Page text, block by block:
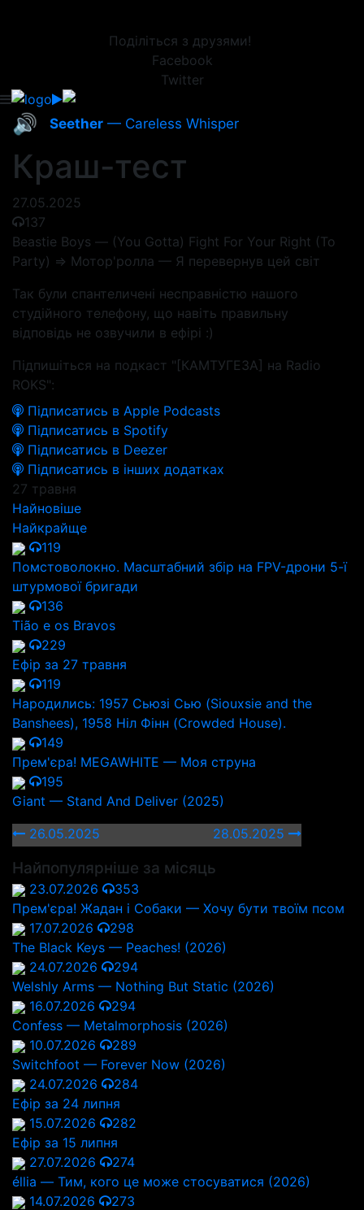
Поділіться з друзями!
Facebook
Twitter
🔊 Seether — Careless Whisper
Краш-тест
27.05.2025
137
Beastie Boys — (You Gotta) Fight For Your Right (To
Party) => Мотор'ролла — Я перевернув цей світ
Так були спантеличені несправністю нашого
студійного телефону, що навіть правильну
відповідь не озвучили в ефірі :)
Підпишіться на подкаст "[КАМТУГЕЗА] на Radio
ROKS":
Підписатись в Apple Podcasts
Підписатись в Spotify
Підписатись в Deezer
Підписатись в інших додатках
27 травня
Найновіше
Найкрайще
119
Помстоволокно. Масштабний збір на FPV-дрони 5-ї
штурмової бригади
136
Tião e os Bravos
229
Ефір за 27 травня
119
Народились: 1957 Сьюзі Сью (Siouxsie and the
Banshees), 1958 Ніл Фінн (Crowded House).
149
Прем'єра! MEGAWHITE — Моя струна
195
Giant — Stand And Deliver (2025)
26.05.2025
28.05.2025
Найпопулярніше за місяць
23.07.2026
353
Прем'єра! Жадан і Собаки — Хочу бути твоїм псом
17.07.2026
298
The Black Keys — Peaches! (2026)
24.07.2026
294
Welshly Arms — Nothing But Static (2026)
16.07.2026
294
Confess — Metalmorphosis (2026)
10.07.2026
289
Switchfoot — Forever Now (2026)
24.07.2026
284
Ефір за 24 липня
15.07.2026
282
Ефір за 15 липня
27.07.2026
274
éllia — Тим, кого це може стосуватися (2026)
14.07.2026
273